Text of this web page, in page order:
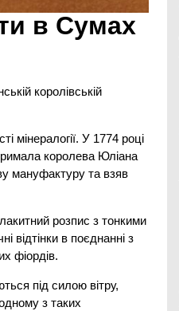
в Сумах
королівській
мінералогії. У 1774 році
королева Юліана
мануфактуру та взяв
розпис з тонкими
відтінки в поєднанні з
фіордів.
під силою вітру,
з таких